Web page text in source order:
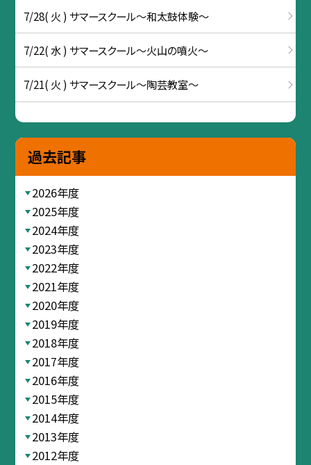
7/28( 火 ) サマースクール～和太鼓体験～
7/22( 水 ) サマースクール～火山の噴火～
7/21( 火 ) サマースクール～陶芸教室～
過去記事
2026年度
2025年度
2024年度
2023年度
2022年度
2021年度
2020年度
2019年度
2018年度
2017年度
2016年度
2015年度
2014年度
2013年度
2012年度